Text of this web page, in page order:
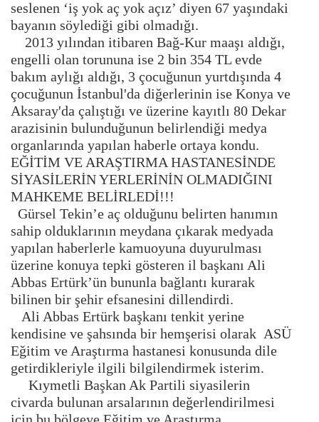
seslenen ‘iş yok aç yok açız’ diyen 67 yaşındaki
bayanın söylediği gibi olmadığı.
2013 yılından itibaren Bağ-Kur maaşı aldığı,
engelli olan torununa ise 2 bin 354 TL evde
bakım aylığı aldığı, 3 çocuğunun yurtdışında 4
çocuğunun İstanbul'da diğerlerinin ise Konya ve
Aksaray'da çalıştığı ve üzerine kayıtlı 80 Dekar
arazisinin bulunduğunun belirlendiği medya
organlarında yapılan haberle ortaya kondu.
EĞİTİM VE ARAŞTIRMA HASTANESİNDE
SİYASİLERİN YERLERİNİN OLMADIĞINI
MAHKEME BELİRLEDİ!!!
Gürsel Tekin’e aç olduğunu belirten hanımın
sahip olduklarının meydana çıkarak medyada
yapılan haberlerle kamuoyuna duyurulması
üzerine konuya tepki gösteren il başkanı Ali
Abbas Ertürk’ün bununla bağlantı kurarak
bilinen bir şehir efsanesini dillendirdi.
Ali Abbas Ertürk başkanı tenkit yerine
kendisine ve şahsında bir hemşerisi olarak ASÜ
Eğitim ve Araştırma hastanesi konusunda dile
getirdikleriyle ilgili bilgilendirmek isterim.
Kıymetli Başkan Ak Partili siyasilerin
civarda bulunan arsalarının değerlendirilmesi